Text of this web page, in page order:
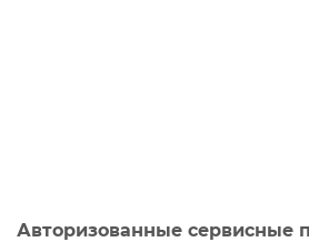
Авторизованные сервисные